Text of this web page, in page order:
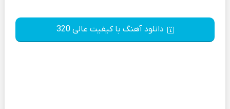
دانلود آهنگ با کیفیت عالی 320